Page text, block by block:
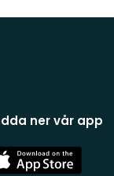
ner vår app